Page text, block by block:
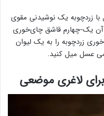
زردچوبه یک نوشیدنی مقوی
یک-چهارم قاشق چای‌خوری
زردچوبه را به یک لیوان
عسل میل کنید.